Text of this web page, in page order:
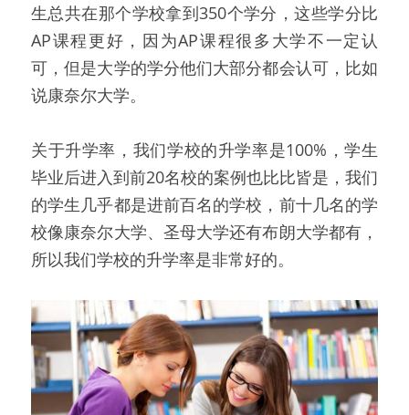
生总共在那个学校拿到350个学分，这些学分比
AP课程更好，因为AP课程很多大学不一定认
可，但是大学的学分他们大部分都会认可，比如
说康奈尔大学。
关于升学率，我们学校的升学率是100%，学生
毕业后进入到前20名校的案例也比比皆是，我们
的学生几乎都是进前百名的学校，前十几名的学
校像康奈尔大学、圣母大学还有布朗大学都有，
所以我们学校的升学率是非常好的。